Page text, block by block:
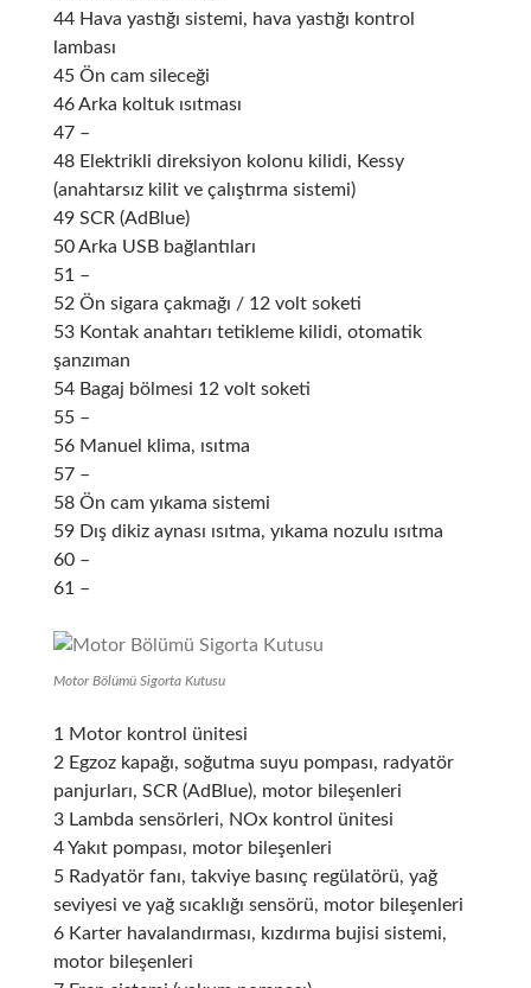
44 Hava yastığı sistemi, hava yastığı kontrol
lambası
45 Ön cam sileceği
46 Arka koltuk ısıtması
47 –
48 Elektrikli direksiyon kolonu kilidi, Kessy
(anahtarsız kilit ve çalıştırma sistemi)
49 SCR (AdBlue)
50 Arka USB bağlantıları
51 –
52 Ön sigara çakmağı / 12 volt soketi
53 Kontak anahtarı tetikleme kilidi, otomatik
şanzıman
54 Bagaj bölmesi 12 volt soketi
55 –
56 Manuel klima, ısıtma
57 –
58 Ön cam yıkama sistemi
59 Dış dikiz aynası ısıtma, yıkama nozulu ısıtma
60 –
61 –
Motor Bölümü Sigorta Kutusu
1 Motor kontrol ünitesi
2 Egzoz kapağı, soğutma suyu pompası, radyatör
panjurları, SCR (AdBlue), motor bileşenleri
3 Lambda sensörleri, NOx kontrol ünitesi
4 Yakıt pompası, motor bileşenleri
5 Radyatör fanı, takviye basınç regülatörü, yağ
seviyesi ve yağ sıcaklığı sensörü, motor bileşenleri
6 Karter havalandırması, kızdırma bujisi sistemi,
motor bileşenleri